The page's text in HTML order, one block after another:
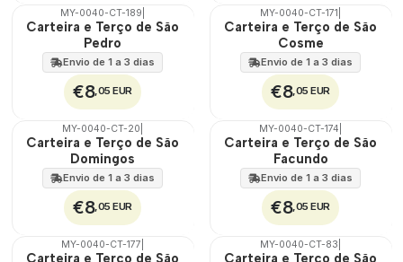
🇵🇹
MY-0040-CT-189
Carteira e Terço de São
Pedro
Envio de 1 a 3 dias
€8,05 EUR
🇵🇹
MY-0040-CT-171
Carteira e Terço de São
Cosme
Envio de 1 a 3 dias
€8,05 EUR
🇵🇹
MY-0040-CT-20
Carteira e Terço de São
Domingos
Envio de 1 a 3 dias
€8,05 EUR
🇵🇹
MY-0040-CT-174
Carteira e Terço de São
Facundo
Envio de 1 a 3 dias
€8,05 EUR
🇵🇹
MY-0040-CT-177
Carteira e Terço de São
🇵🇹
MY-0040-CT-83
Carteira e Terço de São